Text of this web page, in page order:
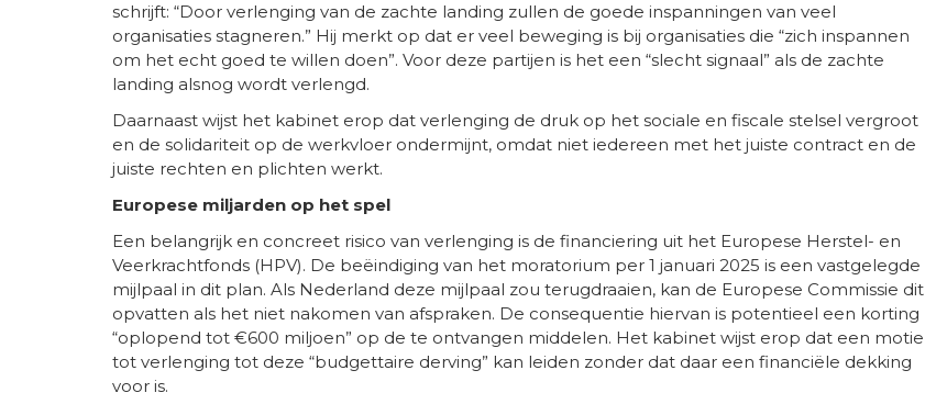
schrijft: “Door verlenging van de zachte landing zullen de goede inspanningen van veel
organisaties stagneren.” Hij merkt op dat er veel beweging is bij organisaties die “zich inspannen
om het echt goed te willen doen”. Voor deze partijen is het een “slecht signaal” als de zachte
landing alsnog wordt verlengd.
Daarnaast wijst het kabinet erop dat verlenging de druk op het sociale en fiscale stelsel vergroot
en de solidariteit op de werkvloer ondermijnt, omdat niet iedereen met het juiste contract en de
juiste rechten en plichten werkt.
Europese miljarden op het spel
Een belangrijk en concreet risico van verlenging is de financiering uit het Europese Herstel- en
Veerkrachtfonds (HPV). De beëindiging van het moratorium per 1 januari 2025 is een vastgelegde
mijlpaal in dit plan. Als Nederland deze mijlpaal zou terugdraaien, kan de Europese Commissie dit
opvatten als het niet nakomen van afspraken. De consequentie hiervan is potentieel een korting
“oplopend tot €600 miljoen” op de te ontvangen middelen. Het kabinet wijst erop dat een motie
tot verlenging tot deze “budgettaire derving” kan leiden zonder dat daar een financiële dekking
voor is.